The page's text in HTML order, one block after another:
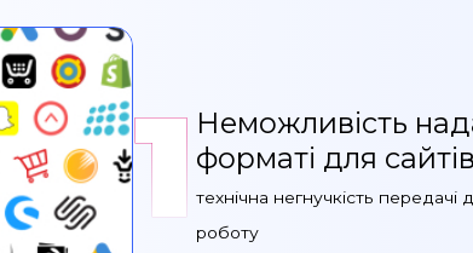
1 Неможливість
форматі для
технічна негнучкість
роботу